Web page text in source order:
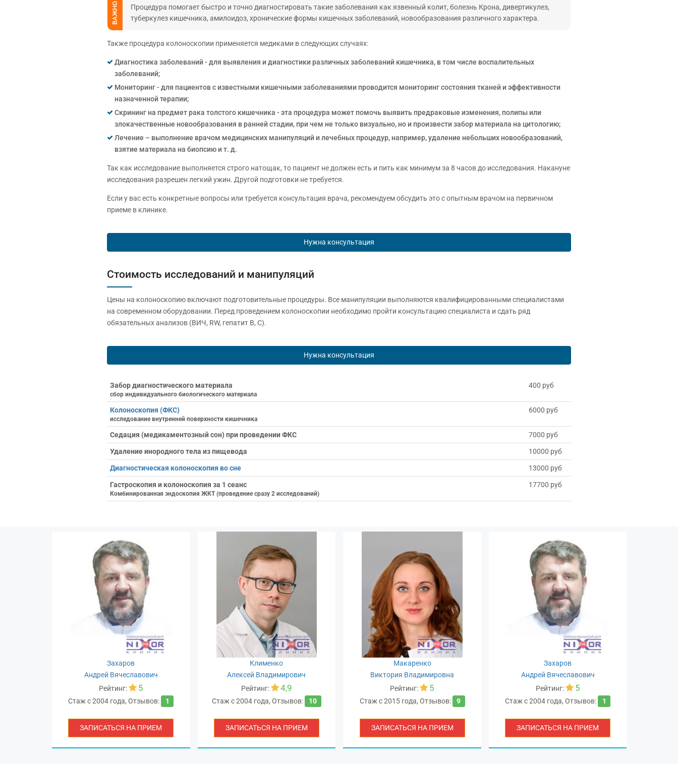
ВАЖНО
Процедура помогает быстро и точно диагностировать такие заболевания как язвенный колит, болезнь Крона, дивертикулез,
туберкулез кишечника, амилоидоз, хронические формы кишечных заболеваний, новообразования различного характера.
Также процедура колоноскопии применяется медиками в следующих случаях:
Диагностика заболеваний - для выявления и диагностики различных заболеваний кишечника, в том числе воспалительных
заболеваний;
Мониторинг - для пациентов с известными кишечными заболеваниями проводится мониторинг состояния тканей и эффективности
назначенной терапии;
Скрининг на предмет рака толстого кишечника - эта процедура может помочь выявить предраковые изменения, полипы или
злокачественные новообразования в ранней стадии, при чем не только визуально, но и произвести забор материала на цитологию;
Лечение – выполнение врачом медицинских манипуляций и лечебных процедур, например, удаление небольших новообразований,
взятие материала на биопсию и т. д.
Так как исследование выполняется строго натощак, то пациент не должен есть и пить как минимум за 8 часов до исследования. Накануне
исследования разрешен легкий ужин. Другой подготовки не требуется.
Если у вас есть конкретные вопросы или требуется консультация врача, рекомендуем обсудить это с опытным врачом на первичном
приеме в клинике.
Нужна консультация
Стоимость исследований и манипуляций
Цены на колоноскопию включают подготовительные процедуры. Все манипуляции выполняются квалифицированными специалистами
на современном оборудовании. Перед проведением колоноскопии необходимо пройти консультацию специалиста и сдать ряд
обязательных анализов (ВИЧ, RW, гепатит В, С).
Нужна консультация
Забор диагностического материала
сбор индивидуального биологического материала
400 руб
Колоноскопия (ФКС)
исследование внутренней поверхности кишечника
6000 руб
Седация (медикаментозный сон) при проведении ФКС 7000 руб
Удаление инородного тела из пищевода 10000 руб
Диагностическая колоноскопия во сне 13000 руб
Гастроскопия и колоноскопия за 1 сеанс
Комбинированная эндоскопия ЖКТ (проведение сразу 2 исследований)
17700 руб
Захаров
Андрей Вячеславович
Рейтинг:
5
Стаж с2004 года,Отзывов: 1
ЗАПИСАТЬСЯ НА ПРИЕМ
Клименко
Алексей Владимирович
Рейтинг:
4,9
Стаж с2004 года, Отзывов: 10
ЗАПИСАТЬСЯ НА ПРИЕМ
Макаренко
Виктория Владимировна
Рейтинг:
5
Стаж с2015 года, Отзывов: 9
ЗАПИСАТЬСЯ НА ПРИЕМ
Захаров
Андрей Вячеславович
Рейтинг:
5
Стаж с2004 года,Отзывов: 1
ЗАПИСАТЬСЯ НА ПРИЕМ